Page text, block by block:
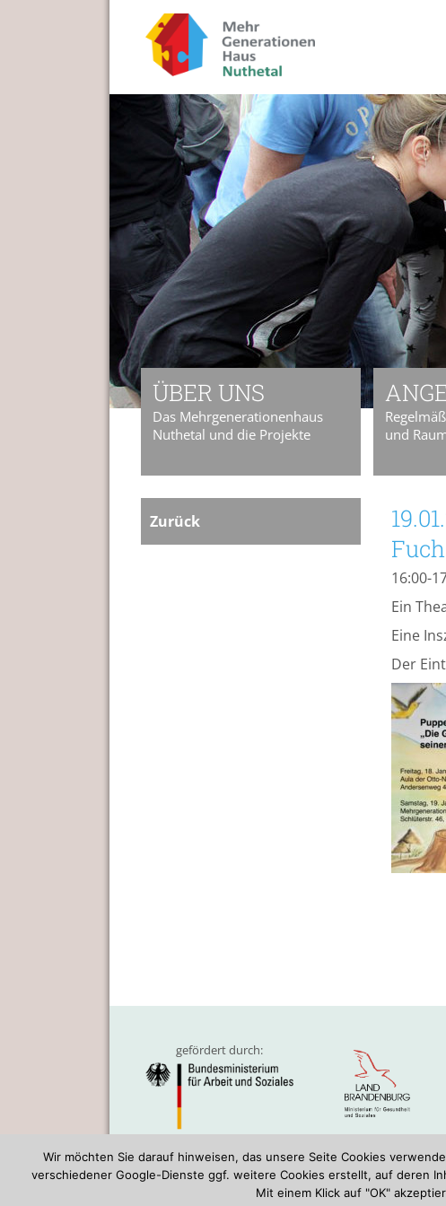
ÜBER UNS
Das Mehrgenerationenhaus
Nuthetal und die Projekte
und
Zurück
16:00-
Ein
Eine
Der
gefördert durch:
Wir möchten Sie darauf hinweisen, das unsere Seite Cookies
verschiedener Google-Dienste ggf. weitere Cookies erstellt, auf deren
Mit einem Klick auf "OK"